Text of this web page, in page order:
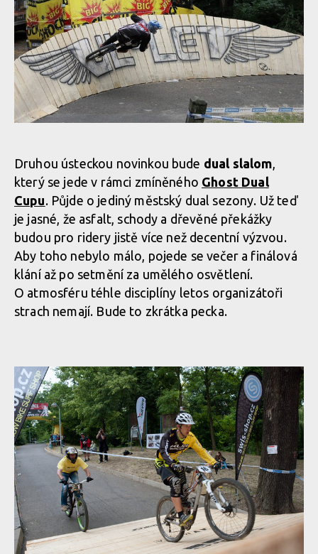
Druhou ústeckou novinkou bude dual slalom,
který se jede v rámci zmíněného Ghost Dual
Cupu. Půjde o jediný městský dual sezony. Už teď
je jasné, že asfalt, schody a dřevěné překážky
budou pro ridery jistě více než decentní výzvou.
Aby toho nebylo málo, pojede se večer a finálová
klání až po setmění za umělého osvětlení.
O atmosféru téhle disciplíny letos organizátoři
strach nemají. Bude to zkrátka pecka.